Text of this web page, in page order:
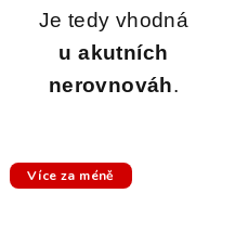
Je tedy vhodná
u akutních
nerovnováh.
Více za méně